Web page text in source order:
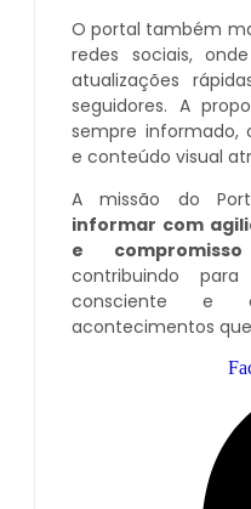
O portal também
redes sociais,
atualizações
seguidores. A
sempre informado,
e conteúdo visual
A missão do
informar com
e
contribuindo
consciente e
acontecimentos